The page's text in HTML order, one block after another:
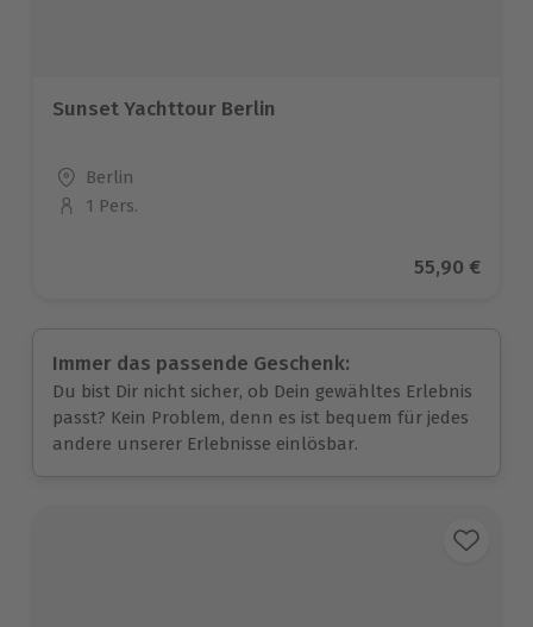
Sunset Yachttour Berlin
Standort
Berlin
Anzahl der Teilnehmer
1 Pers.
Aktueller
55,90 €
Immer das passende Geschenk:
Du bist Dir nicht sicher, ob Dein gewähltes Erlebnis
passt? Kein Problem, denn es ist bequem für jedes
andere unserer Erlebnisse einlösbar.